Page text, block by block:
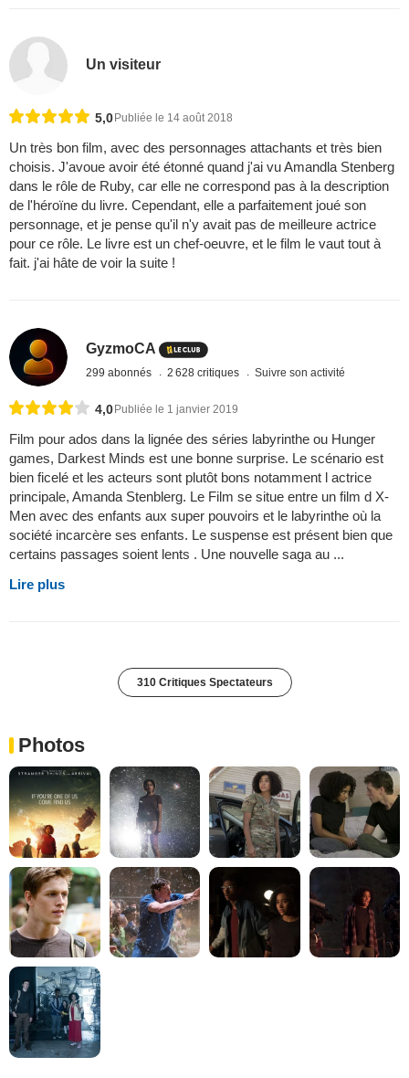
Un visiteur
5,0 Publiée le 14 août 2018
Un très bon film, avec des personnages attachants et très bien
choisis. J'avoue avoir été étonné quand j'ai vu Amandla Stenberg
dans le rôle de Ruby, car elle ne correspond pas à la description
de l'héroïne du livre. Cependant, elle a parfaitement joué son
personnage, et je pense qu'il n'y avait pas de meilleure actrice
pour ce rôle. Le livre est un chef-oeuvre, et le film le vaut tout à
fait. j'ai hâte de voir la suite !
GyzmoCA
299 abonnés 2 628 critiques Suivre son activité
4,0 Publiée le 1 janvier 2019
Film pour ados dans la lignée des séries labyrinthe ou Hunger
games, Darkest Minds est une bonne surprise. Le scénario est
bien ficelé et les acteurs sont plutôt bons notamment l actrice
principale, Amanda Stenblerg. Le Film se situe entre un film d X-
Men avec des enfants aux super pouvoirs et le labyrinthe où la
société incarcère ses enfants. Le suspense est présent bien que
certains passages soient lents . Une nouvelle saga au ...
Lire plus
310 Critiques Spectateurs
Photos